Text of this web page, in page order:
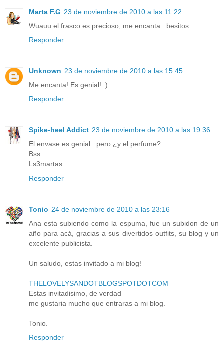
Marta F.G 23 de noviembre de 2010 a las 11:22
Wuauu el frasco es precioso, me encanta...besitos
Responder
Unknown 23 de noviembre de 2010 a las 15:45
Me encanta! Es genial! :)
Responder
Spike-heel Addict 23 de noviembre de 2010 a las 19:36
El envase es genial...pero ¿y el perfume?
Bss
Ls3martas
Responder
Tonio 24 de noviembre de 2010 a las 23:16
Ana esta subiendo como la espuma, fue un subidon de un
año para acá, gracias a sus divertidos outfits, su blog y un
excelente publicista.
Un saludo, estas invitado a mi blog!
THELOVELYSANDOTBLOGSPOTDOTCOM
Estas invitadisimo, de verdad
me gustaria mucho que entraras a mi blog.
Tonio.
Responder